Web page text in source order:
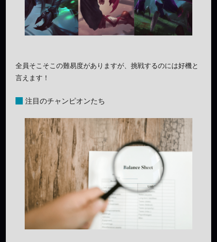
全員そこそこの難易度がありますが、挑戦するのには好機と
言えます！
注目のチャンピオンたち